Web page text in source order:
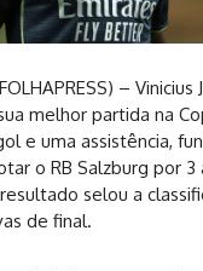
–
melhor partida na
e uma assistência,
o RB Salzburg por 3
selou a
de final.